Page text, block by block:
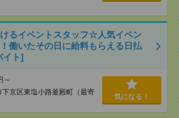
るイベントスタッフ☆人気イベン
働いたその日に給料もらえる日払
ト]
～
下京区東塩小路釜殿町（最寄
気になる！